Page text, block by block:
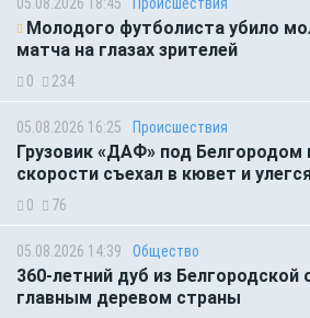
Молодого футболиста убило
матча на глазах зрителей
0 234
05.08.2026 16:25 Происшествия
Грузовик «ДАФ» под Белгородом
скорости съехал в кювет и
0 76
05.08.2026 14:39 Общество
360-летний дуб из Белгородской
главным деревом страны